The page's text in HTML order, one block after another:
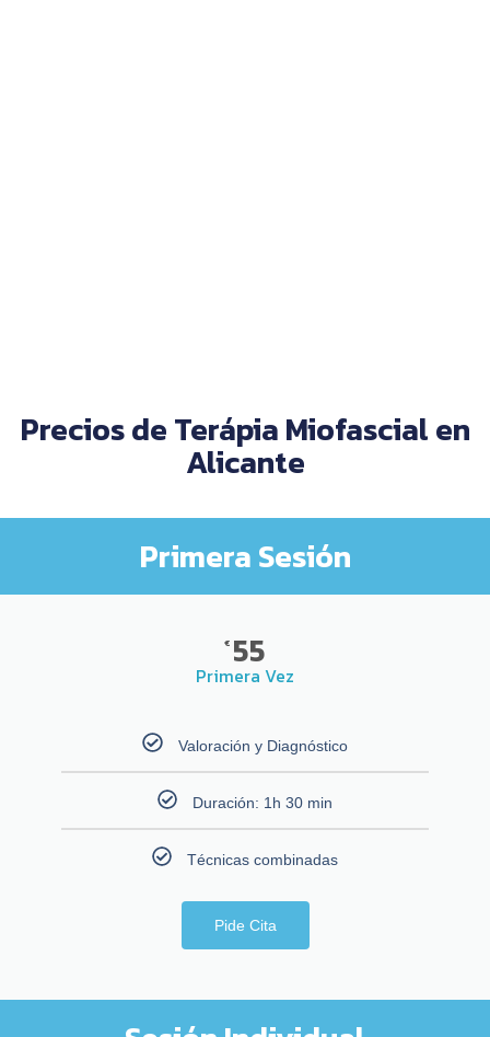
Precios de Terápia Miofascial en
Alicante
Primera Sesión
€ 55
Primera Vez
Valoración y Diagnóstico
Duración: 1h 30 min
Técnicas combinadas
Pide Cita